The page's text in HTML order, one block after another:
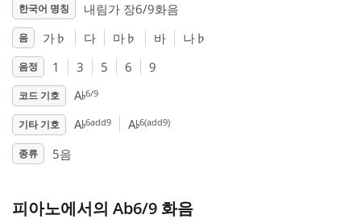
Deutsch
English
Español
한국어 명칭 내림가 장6/9화음
음 가 ♭ 다 마 ♭ 바 나 ♭
음정 1 3 5 6 9
코드 기호 A♭6/9
기타 기호 A♭6add9 A♭6(add9)
종류 5음
피아노에서의 Ab6/9 화음